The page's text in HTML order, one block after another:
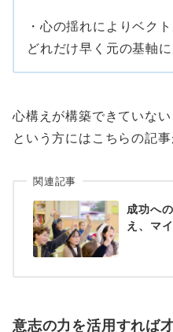
・心の揺れによりベク
どれだけ早く元の基軸
心構えが構築できていな
という方にはこちらの記事
関連記事
成功へ
え、マ
意志の力を活用すれば